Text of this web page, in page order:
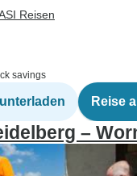
Reisen
savings
Reise
–